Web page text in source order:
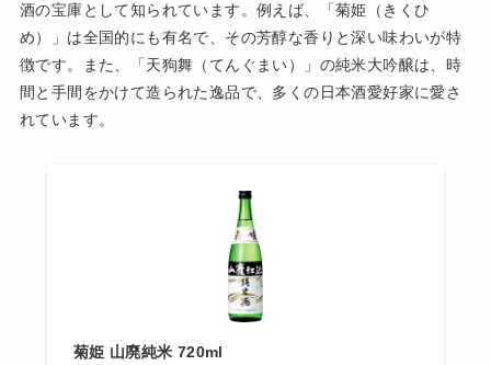
酒の宝庫として知られています。例えば、「菊姫（きくひ
め）」は全国的にも有名で、その芳醇な香りと深い味わいが特
徴です。また、「天狗舞（てんぐまい）」の純米大吟醸は、時
間と手間をかけて造られた逸品で、多くの日本酒愛好家に愛さ
れています。
菊姫 山廃純米 720ml